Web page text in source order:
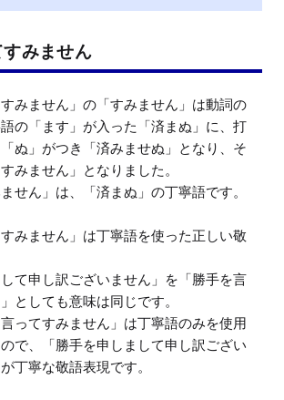
みません
すみません」の「すみません」は動詞の
語の「ます」が入った「済まぬ」に、打
ぬ」がつき「済みませぬ」となり、そ
みません」となりました。
せん」は、「済まぬ」の丁寧語です。
すみません」は丁寧語を使った正しい敬
して申し訳ございません」を「勝手を言
としても意味は同じです。
ってすみません」は丁寧語のみを使用
で、「勝手を申しまして申し訳ござい
丁寧な敬語表現です。